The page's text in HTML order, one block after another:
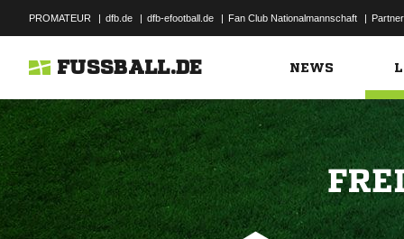
PROMATEUR | dfb.de | dfb-efootball.de | Fan Club Nationalmannschaft | Partner
FUSSBALL.DE NEWS